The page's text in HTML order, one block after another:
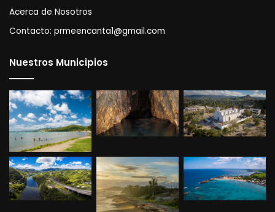
Acerca de Nosotros
Contacto: prmeencanta1@gmail.com
Nuestros Municipios